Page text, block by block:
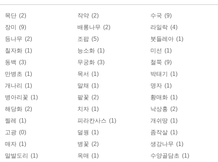
목단 (2) 작약 (2) 수국 (9)
장미
(9) 배롱나무 (2) 라일락 (4)
등나무 (2) 조팝 (5) 붓들레아 (1)
칠자화 (1) 능소화 (1) 미선 (1)
동백 (3) 무궁화 (3) 철쭉 (9)
만병초 (1) 목서 (1) 박태기
(1)
개나리
(1) 말채 (1) 명자 (1)
병아리꽃 (1) 팥꽃 (2) 황매화 (1)
해당화 (2) 치자 (1) 낙상홍 (2)
찔레
(1) 피라칸사스 (1) 개쉬땅 (1)
고광 (0) 덜꿩 (1) 좀작살 (1)
매자 (1) 병꽃 (2) 생강나무 (1)
말발도리
(1) 옥매 (1) 수양골담초 (1)